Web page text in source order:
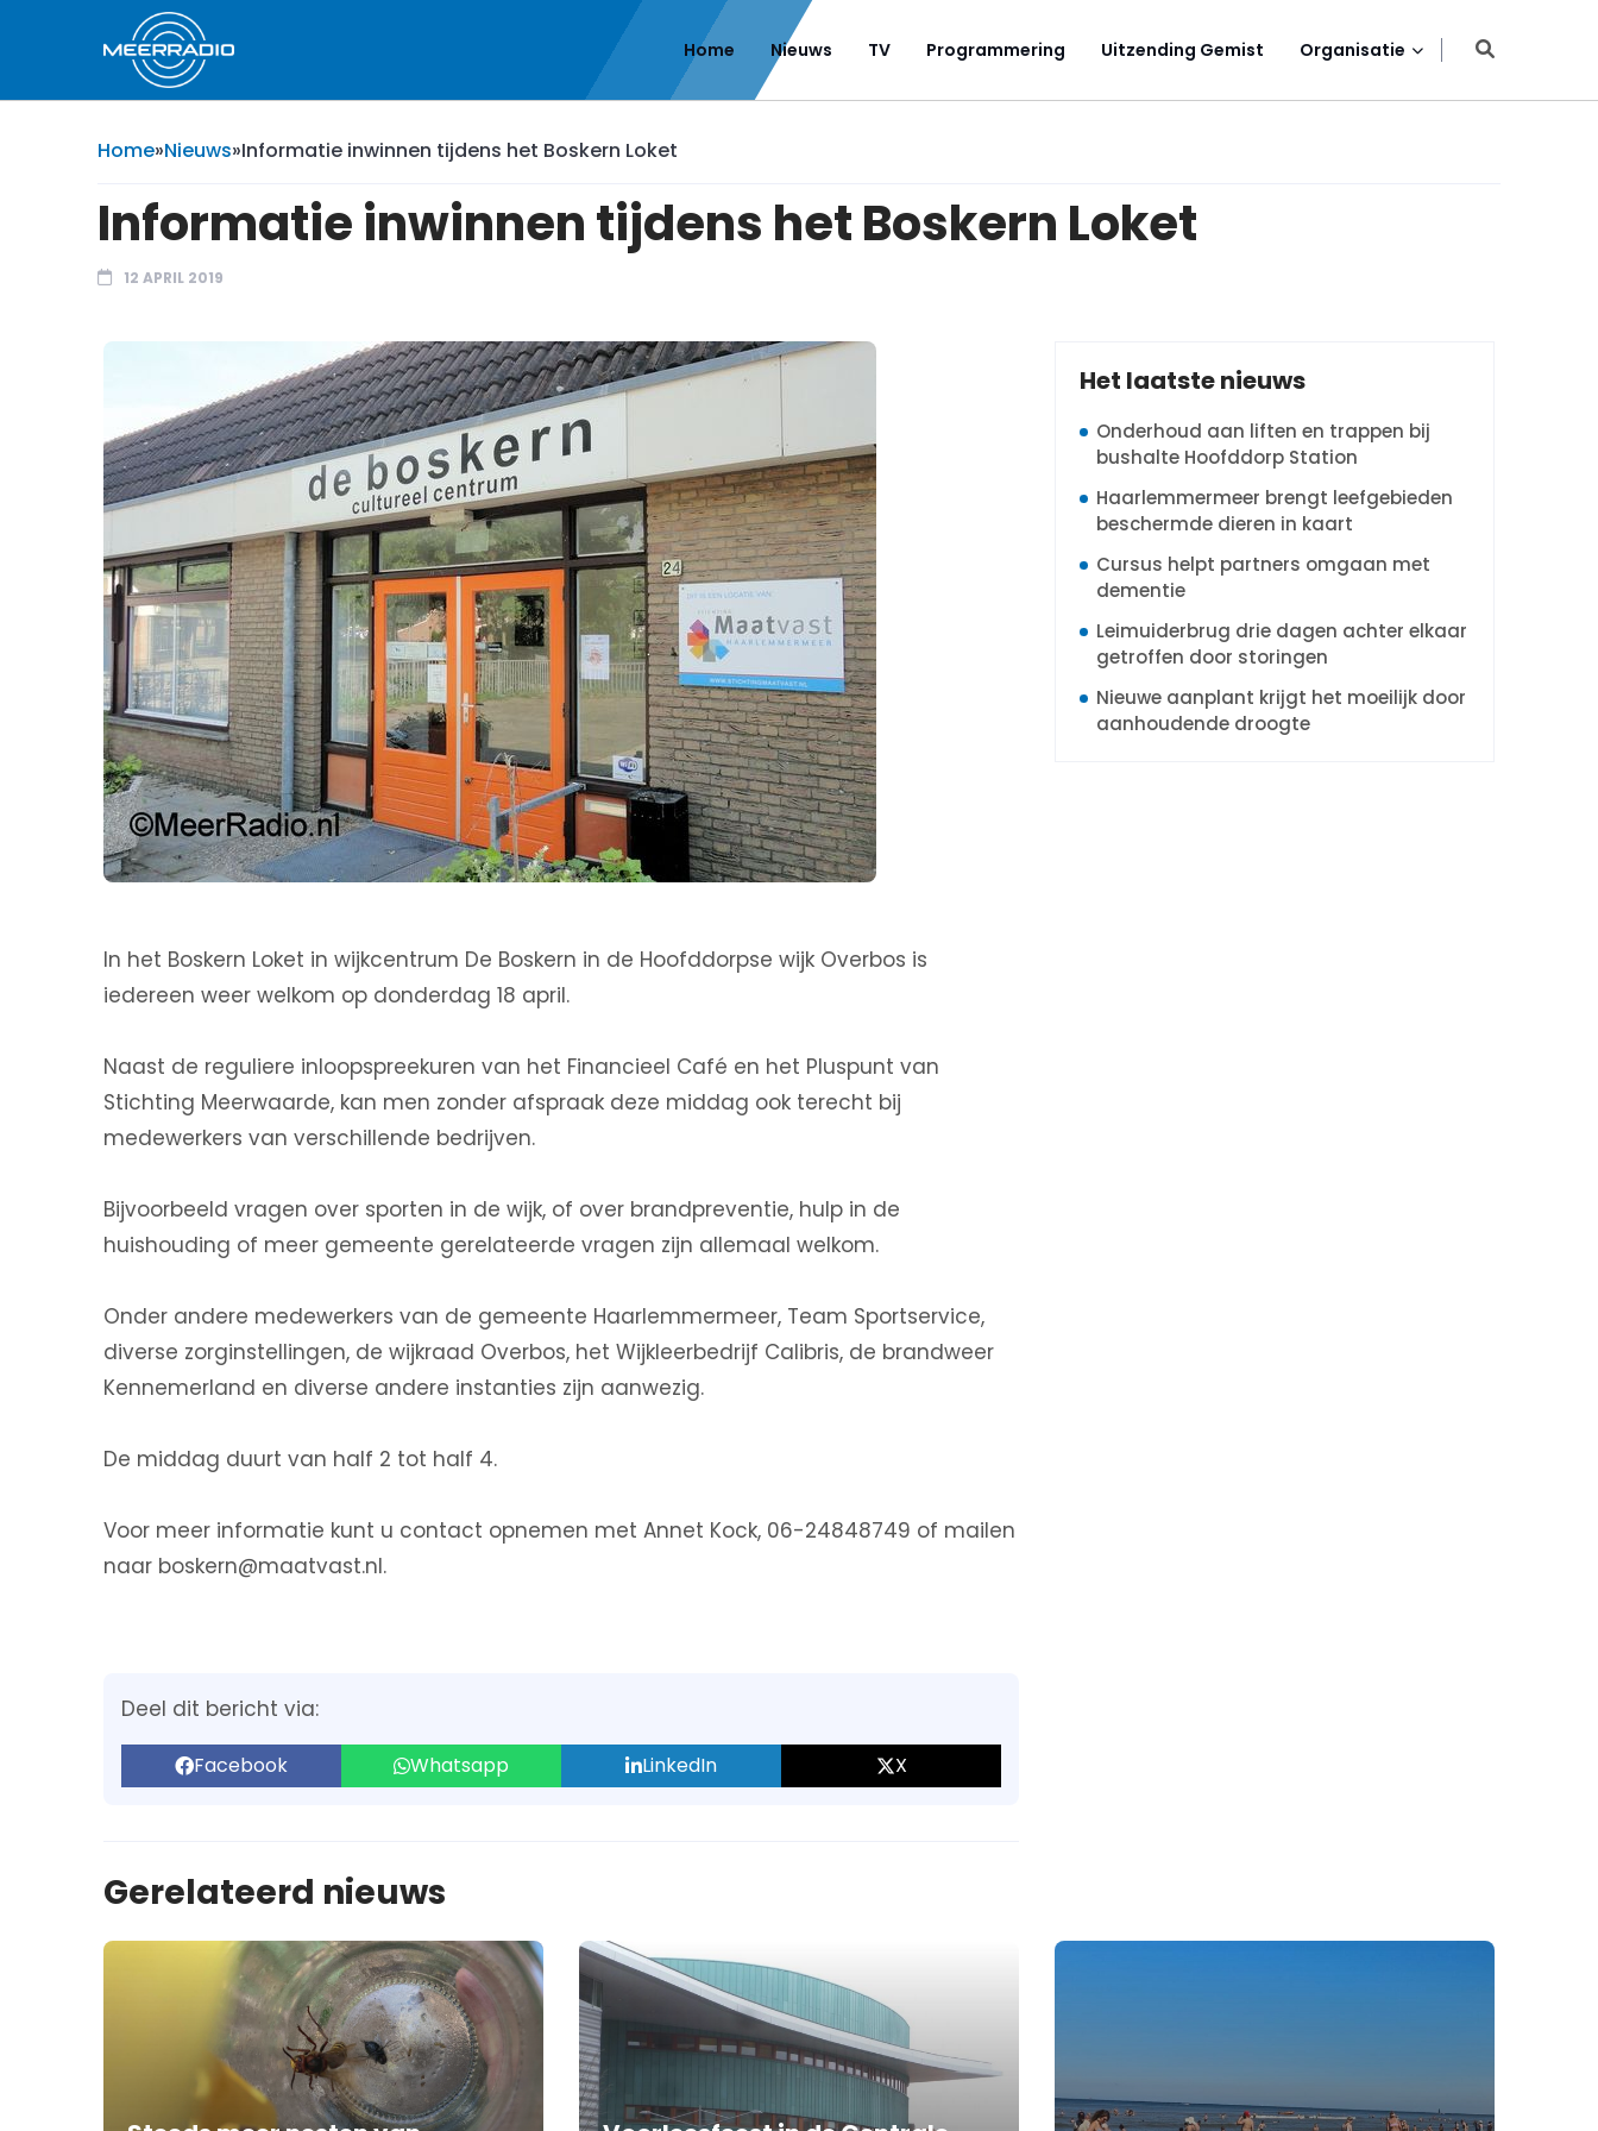
Home Nieuws TV Programmering Uitzending Gemist Organisatie
Home»Nieuws»Informatie inwinnen tijdens het Boskern Loket
Informatie inwinnen tijdens het Boskern Loket
12 APRIL 2019
In het Boskern Loket in wijkcentrum De Boskern in de Hoofddorpse wijk Overbos is
iedereen weer welkom op donderdag 18 april.
Naast de reguliere inloopspreekuren van het Financieel Café en het Pluspunt van
Stichting Meerwaarde, kan men zonder afspraak deze middag ook terecht bij
medewerkers van verschillende bedrijven.
Bijvoorbeeld vragen over sporten in de wijk, of over brandpreventie, hulp in de
huishouding of meer gemeente gerelateerde vragen zijn allemaal welkom.
Onder andere medewerkers van de gemeente Haarlemmermeer, Team Sportservice,
diverse zorginstellingen, de wijkraad Overbos, het Wijkleerbedrijf Calibris, de brandweer
Kennemerland en diverse andere instanties zijn aanwezig.
De middag duurt van half 2 tot half 4.
Voor meer informatie kunt u contact opnemen met Annet Kock, 06-24848749 of mailen
naar boskern@maatvast.nl.
Deel dit bericht via:
Facebook Whatsapp LinkedIn X
Het laatste nieuws
Onderhoud aan liften en trappen bij
bushalte Hoofddorp Station
Haarlemmermeer brengt leefgebieden
beschermde dieren in kaart
Cursus helpt partners omgaan met
dementie
Leimuiderbrug drie dagen achter elkaar
getroffen door storingen
Nieuwe aanplant krijgt het moeilijk door
aanhoudende droogte
Gerelateerd nieuws